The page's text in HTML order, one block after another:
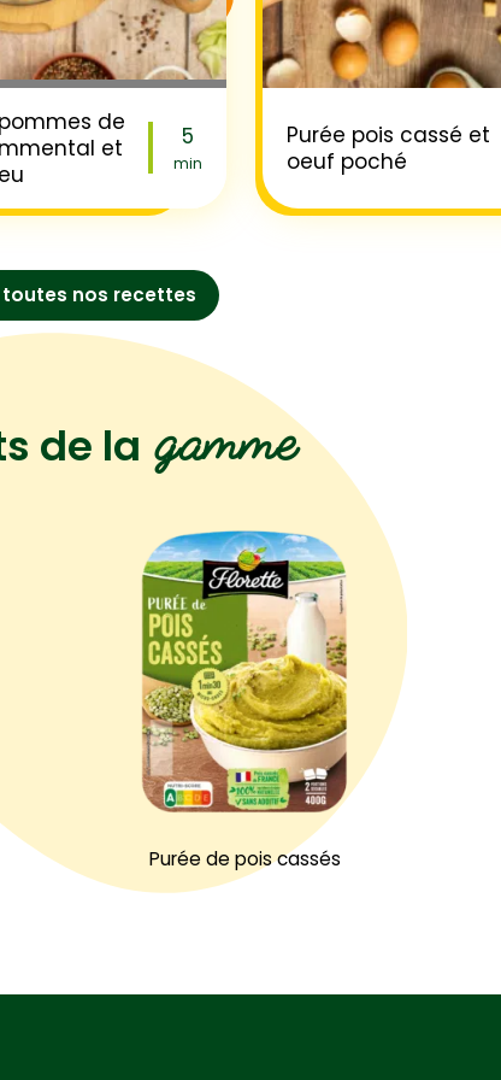
de
et
5
min
Purée pois cassé et
oeuf poché
toutes nos recettes
de la gamme
Purée de pois cassés